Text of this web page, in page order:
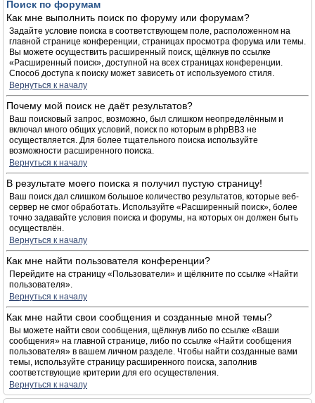
Поиск по форумам
Как мне выполнить поиск по форуму или форумам?
Задайте условие поиска в соответствующем поле, расположенном на
главной странице конференции, страницах просмотра форума или темы.
Вы можете осуществить расширенный поиск, щёлкнув по ссылке
«Расширенный поиск», доступной на всех страницах конференции.
Способ доступа к поиску может зависеть от используемого стиля.
Вернуться к началу
Почему мой поиск не даёт результатов?
Ваш поисковый запрос, возможно, был слишком неопределённым и
включал много общих условий, поиск по которым в phpBB3 не
осуществляется. Для более тщательного поиска используйте
возможности расширенного поиска.
Вернуться к началу
В результате моего поиска я получил пустую страницу!
Ваш поиск дал слишком большое количество результатов, которые веб-
сервер не смог обработать. Используйте «Расширенный поиск», более
точно задавайте условия поиска и форумы, на которых он должен быть
осуществлён.
Вернуться к началу
Как мне найти пользователя конференции?
Перейдите на страницу «Пользователи» и щёлкните по ссылке «Найти
пользователя».
Вернуться к началу
Как мне найти свои сообщения и созданные мной темы?
Вы можете найти свои сообщения, щёлкнув либо по ссылке «Ваши
сообщения» на главной странице, либо по ссылке «Найти сообщения
пользователя» в вашем личном разделе. Чтобы найти созданные вами
темы, используйте страницу расширенного поиска, заполнив
соответствующие критерии для его осуществления.
Вернуться к началу